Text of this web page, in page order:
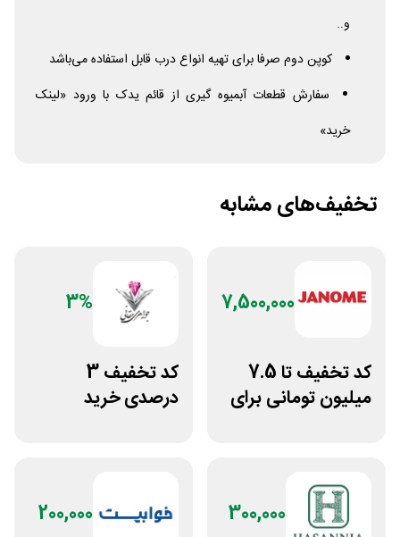
و..
کوپن دوم صرفا برای تهیه انواع درب قابل استفاده می‌باشد
سفارش قطعات آبمیوه گیری از قائم یدک با ورود «لینک
خرید»
تخفیف‌های مشابه
7,500,000
کد تخفیف تا 7.5
میلیون تومانی برای
3%
کد تخفیف 3
درصدی خرید
300,000
200,000